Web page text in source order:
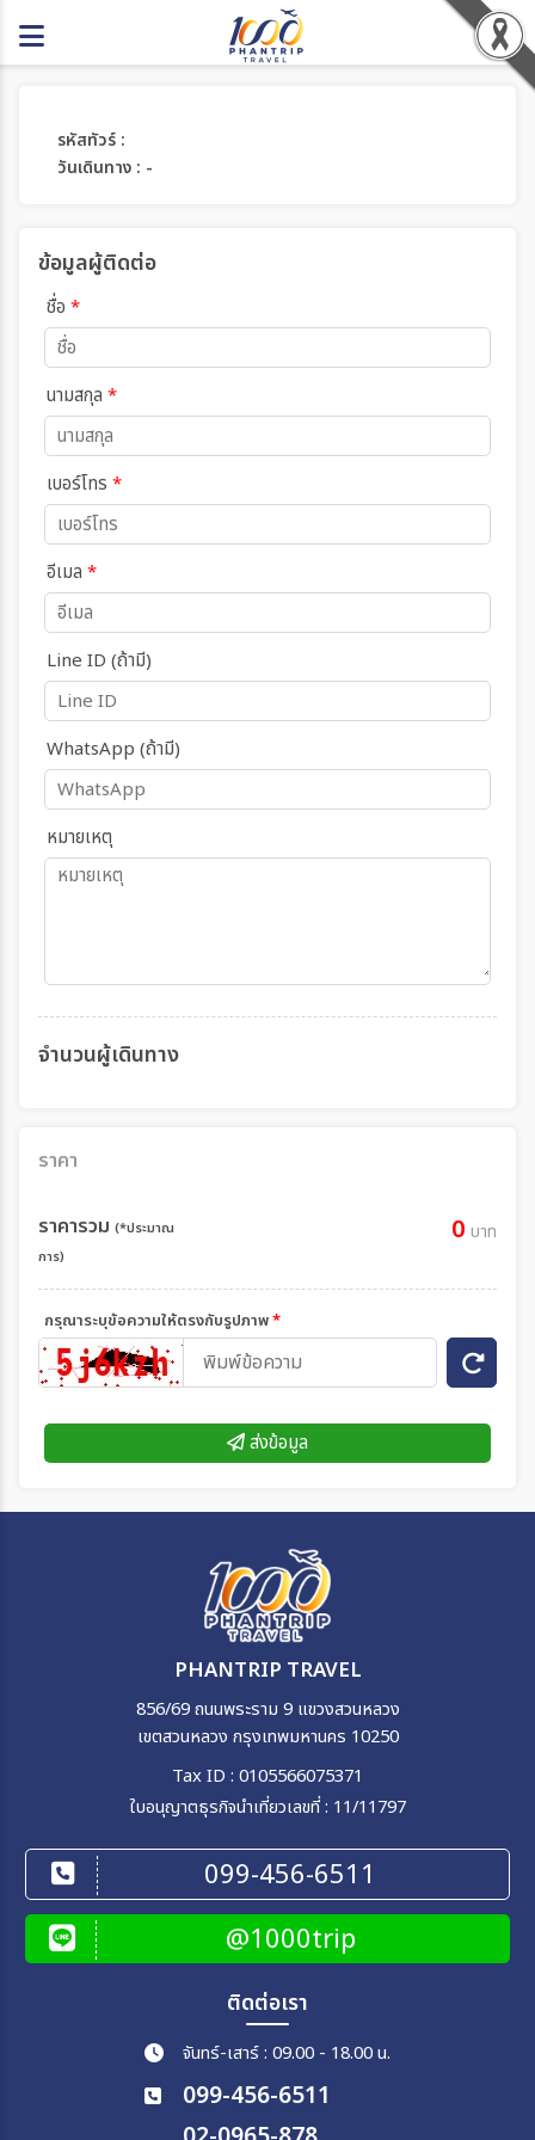
รหัสทัวร์ :
วันเดินทาง : -
ข้อมูลผู้ติดต่อ
ชื่อ *
นามสกุล *
เบอร์โทร *
อีเมล *
Line ID (ถ้ามี)
WhatsApp (ถ้ามี)
หมายเหตุ
จำนวนผู้เดินทาง
ราคา
ราคารวม (*ประมาณ
การ)
0 บาท
กรุณาระบุข้อความให้ตรงกับรูปภาพ*
ส่งข้อมูล
PHANTRIP TRAVEL
856/69 ถนนพระราม 9 แขวงสวนหลวง
เขตสวนหลวง กรุงเทพมหานคร 10250
Tax ID : 0105566075371
ใบอนุญาตธุรกิจนำเที่ยวเลขที่ : 11/11797
099-456-6511
@1000trip
ติดต่อเรา
จันทร์-เสาร์ : 09.00 - 18.00 น.
099-456-6511